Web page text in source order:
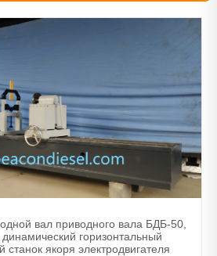
вал приводного вала БДБ-50,
горизонтальный
станок якоря электродвигателя